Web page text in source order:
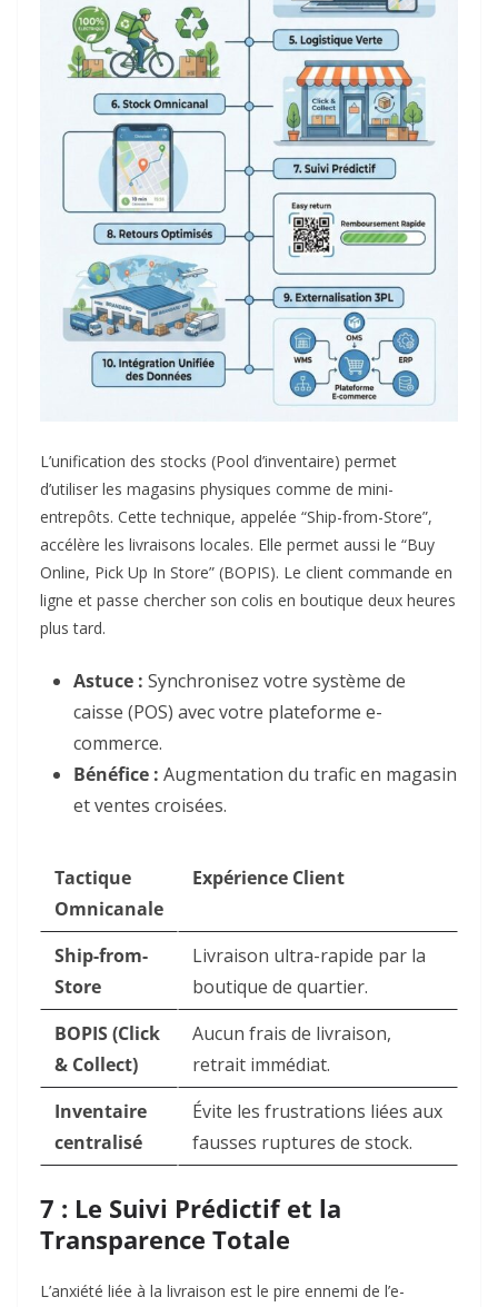
L’unification des stocks (Pool d’inventaire) permet
d’utiliser les magasins physiques comme de mini-
entrepôts. Cette technique, appelée “Ship-from-Store”,
accélère les livraisons locales. Elle permet aussi le “Buy
Online, Pick Up In Store” (BOPIS). Le client commande en
ligne et passe chercher son colis en boutique deux heures
plus tard.
Astuce : Synchronisez votre système de
caisse (POS) avec votre plateforme e-
commerce.
Bénéfice : Augmentation du trafic en magasin
et ventes croisées.
Tactique
Omnicanale
Expérience Client
Ship-from-
Store
Livraison ultra-rapide par la
boutique de quartier.
BOPIS (Click
& Collect)
Aucun frais de livraison,
retrait immédiat.
Inventaire
centralisé
Évite les frustrations liées aux
fausses ruptures de stock.
7 : Le Suivi Prédictif et la
Transparence Totale
L’anxiété liée à la livraison est le pire ennemi de l’e-